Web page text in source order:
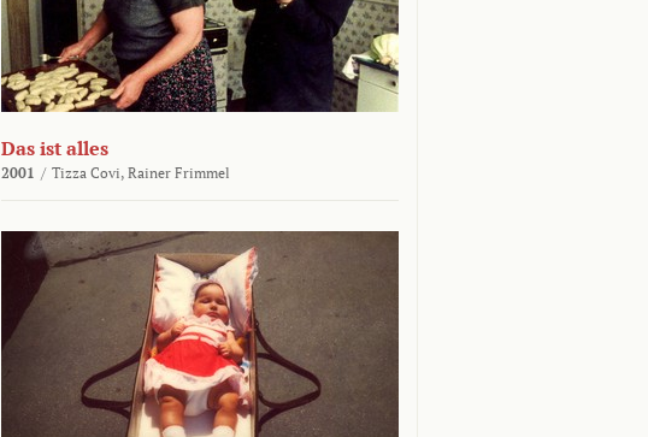
Das ist alles
2001 / Tizza Covi, Rainer Frimmel